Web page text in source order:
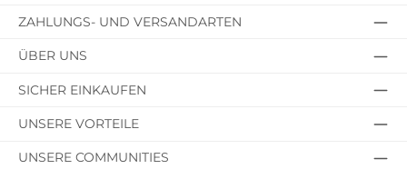
ZAHLUNGS- UND VERSANDARTEN
ÜBER UNS
SICHER EINKAUFEN
UNSERE VORTEILE
UNSERE COMMUNITIES